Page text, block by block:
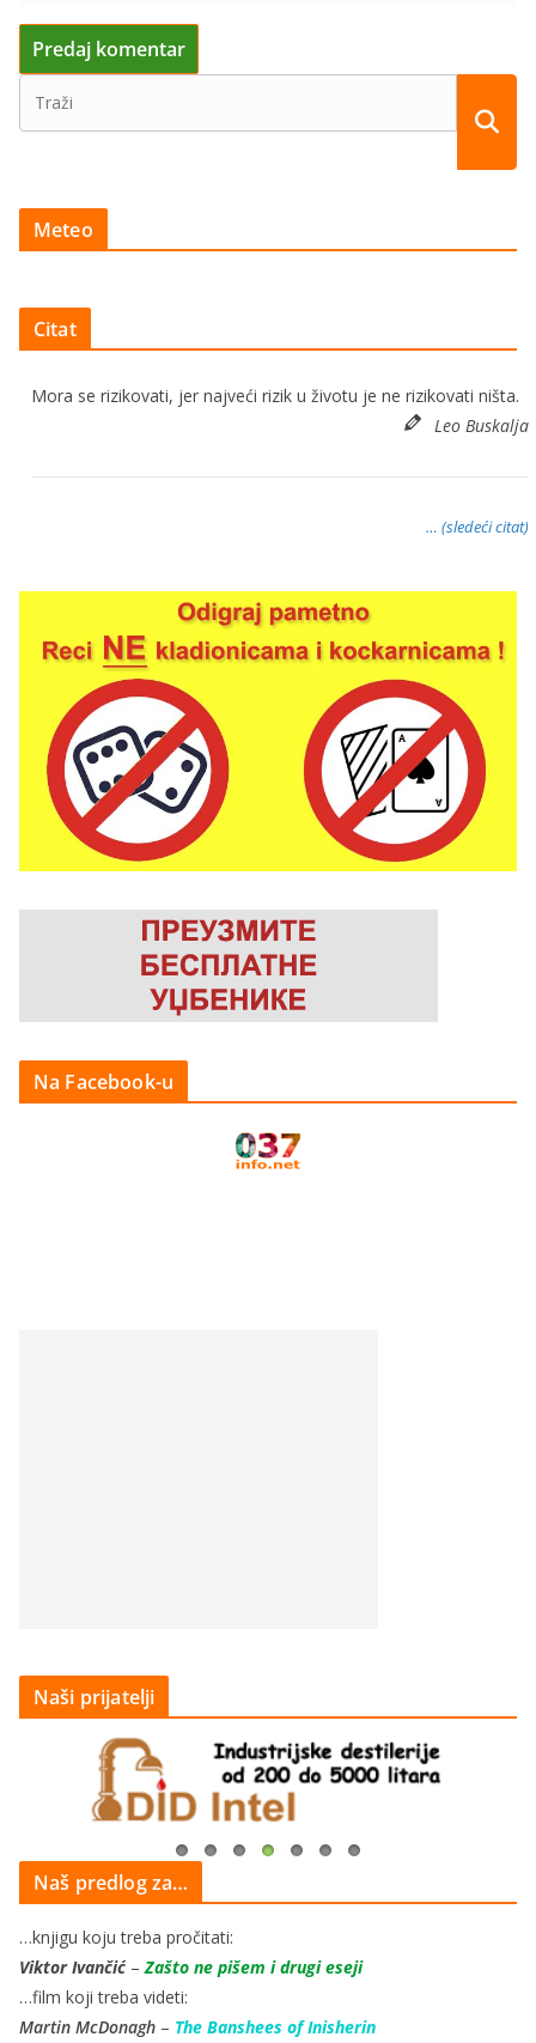
Meteo
Citat
Mora se rizikovati, jer najveći rizik u životu je ne rizikovati ništa.
Leo Buskalja
… (sledeći citat)
Na Facebook-u
Naši prijatelji
Naš predlog za…
…knjigu koju treba pročitati:
Viktor Ivančić–Zašto ne pišem i drugi eseji
…film koji treba videti:
Martin McDonagh – The Banshees of Inisherin